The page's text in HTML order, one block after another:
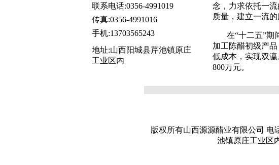
联系电话:0356-4991019
传真:0356-4991016
手机:13703565243
地址:山西阳城县芹池镇原庄
工业区内
念，力求依托一
质量，建立一流
在“十二五”期间
加工陈醋初级产
低成本，实现双
800万元。
版权所有山西源源醋业有限公司 电
池镇原庄工业区